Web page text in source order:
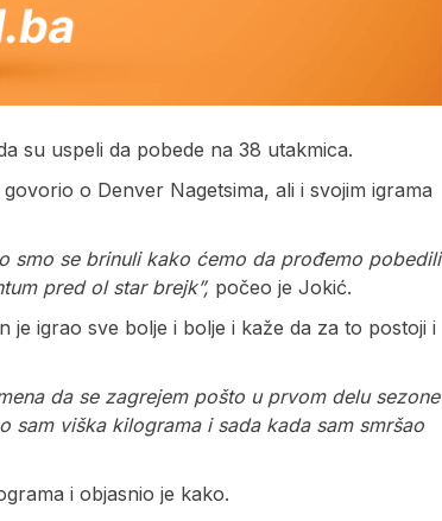
su uspeli da pobede na 38 utakmica.
o Denver Nagetsima, ali i svojim igrama
smo se brinuli kako ćemo da prođemo pobedili
pred ol star brejk”, počeo je Jokić.
je igrao sve bolje i bolje i kaže da za to postoji i
da se zagrejem pošto u prvom delu sezone
sam viška kilograma i sada kada sam smršao
i objasnio je kako.